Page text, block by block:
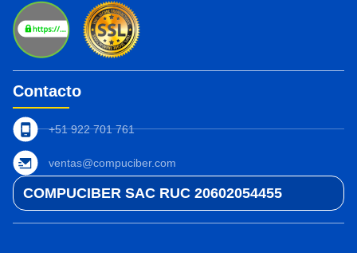
Contacto
+51 922 701 761
ventas@compuciber.com
COMPUCIBER SAC RUC 20602054455